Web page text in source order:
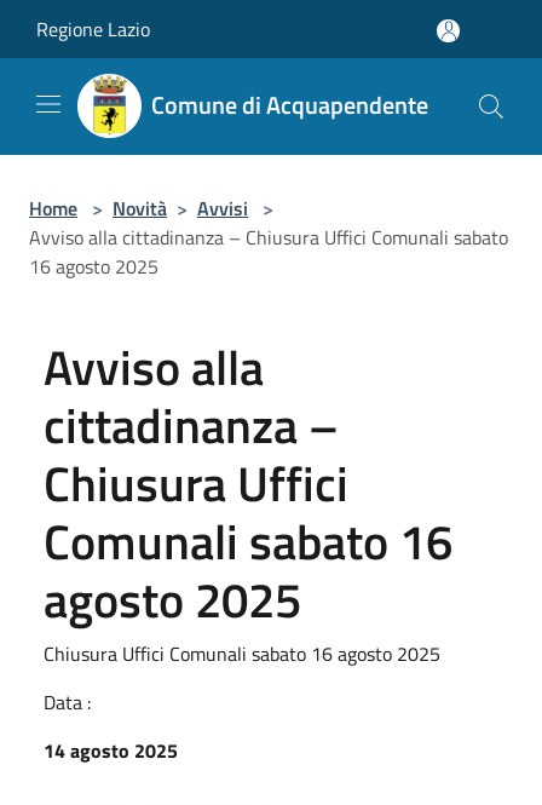
Regione Lazio
Comune di Acquapendente
Home > Novità > Avvisi >
Avviso alla cittadinanza – Chiusura Uffici Comunali sabato
16 agosto 2025
Avviso alla
cittadinanza –
Chiusura Uffici
Comunali sabato 16
agosto 2025
Chiusura Uffici Comunali sabato 16 agosto 2025
Data :
14 agosto 2025